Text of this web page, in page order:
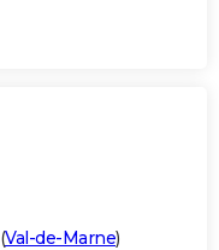
(Val-de-Marne)